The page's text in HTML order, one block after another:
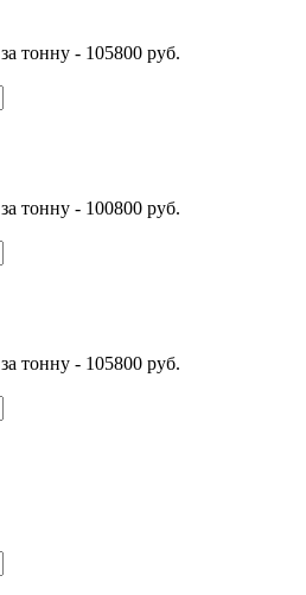
за тонну - 105800 руб.
за тонну - 100800 руб.
за тонну - 105800 руб.